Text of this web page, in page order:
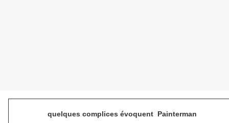
quelques complices évoquent Painterman